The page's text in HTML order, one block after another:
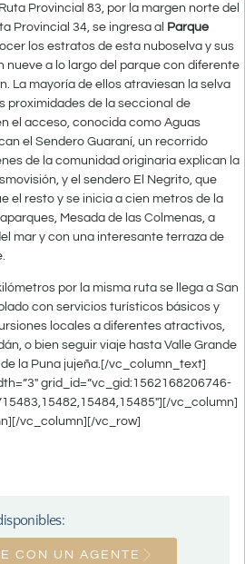
Provincial 83, por la margen norte del
Provincial 34, se ingresa al Parque
los estratos de esta nuboselva y sus
nueve a lo largo del parque con diferente
La mayoría de ellos atraviesan la selva
proximidades de la seccional de
el acceso, conocida como Aguas
el Sendero Guaraní, un recorrido
de la comunidad originaria explican la
y el sendero El Negrito, que
el resto y se inicia a cien metros de la
Mesada de las Colmenas, a
mar y con una interesante terraza de
por la misma ruta se llega a San
con servicios turísticos básicos y
locales a diferentes atractivos,
o bien seguir viaje hasta Valle Grande
la Puna jujeña.[/vc_column_text]
grid_id=”vc_gid:1562168206746-
vc_column]
vc_column][/vc_row]
CON UN AGENTE